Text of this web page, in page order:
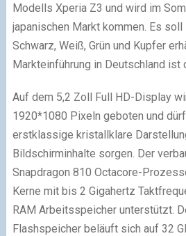
Modells Xperia Z3 und wird im
japanischen Markt kommen. Es soll
Schwarz, Weiß, Grün und Kupfer
Markteinführung in Deutschland ist
Auf dem 5,2 Zoll Full HD-Display
1920*1080 Pixeln geboten und
erstklassige kristallklare
Bildschirminhalte sorgen. Der
Snapdragon 810 Octacore-
Kerne mit bis 2 Gigahertz
RAM Arbeitsspeicher unterstützt.
Flashspeicher beläuft sich auf 32